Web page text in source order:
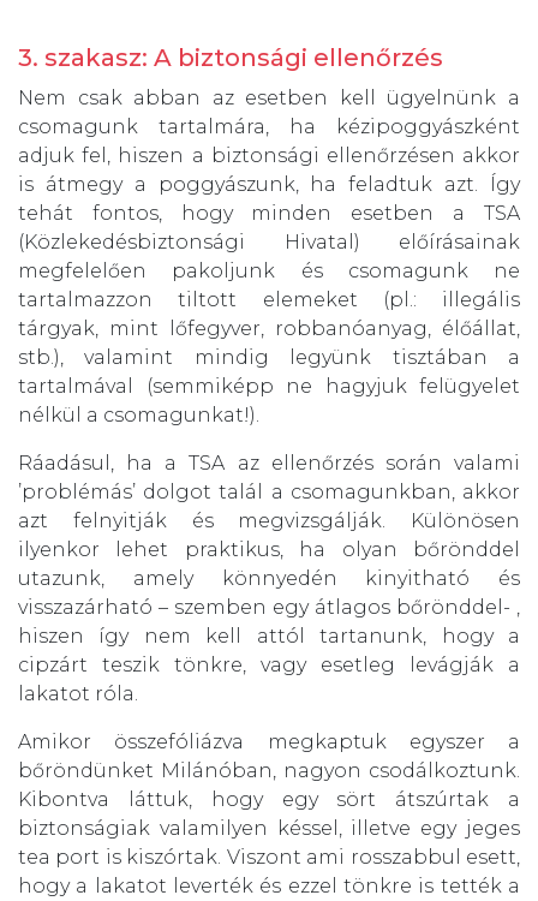
3. szakasz: A biztonsági ellenőrzés
Nem csak abban az esetben kell ügyelnünk a
csomagunk tartalmára, ha kézipoggyászként
adjuk fel, hiszen a biztonsági ellenőrzésen akkor
is átmegy a poggyászunk, ha feladtuk azt. Így
tehát fontos, hogy minden esetben a TSA
(Közlekedésbiztonsági Hivatal) előírásainak
megfelelően pakoljunk és csomagunk ne
tartalmazzon tiltott elemeket (pl.: illegális
tárgyak, mint lőfegyver, robbanóanyag, élőállat,
stb.), valamint mindig legyünk tisztában a
tartalmával (semmiképp ne hagyjuk felügyelet
nélkül a csomagunkat!).
Ráadásul, ha a TSA az ellenőrzés során valami
’problémás’ dolgot talál a csomagunkban, akkor
azt felnyitják és megvizsgálják. Különösen
ilyenkor lehet praktikus, ha olyan bőrönddel
utazunk, amely könnyedén kinyitható és
visszazárható – szemben egy átlagos bőrönddel- ,
hiszen így nem kell attól tartanunk, hogy a
cipzárt teszik tönkre, vagy esetleg levágják a
lakatot róla.
Amikor összefóliázva megkaptuk egyszer a
bőröndünket Milánóban, nagyon csodálkoztunk.
Kibontva láttuk, hogy egy sört átszúrtak a
biztonságiak valamilyen késsel, illetve egy jeges
tea port is kiszórtak. Viszont ami rosszabbul esett,
hogy a lakatot leverték és ezzel tönkre is tették a